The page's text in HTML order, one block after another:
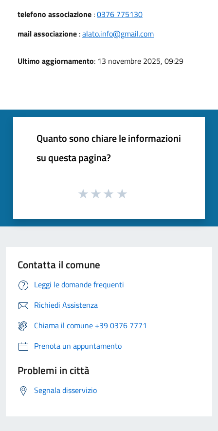
telefono associazione :0376 775130
mail associazione :alato.info@gmail.com
Ultimo aggiornamento: 13 novembre 2025, 09:29
Quanto sono chiare le informazioni
su questa pagina?
Contatta il comune
Leggi le domande frequenti
Richiedi Assistenza
Chiama il comune +39 0376 7771
Prenota un appuntamento
Problemi in città
Segnala disservizio